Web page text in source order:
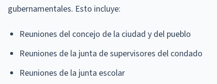
gubernamentales. Esto incluye:
Reuniones del concejo de la ciudad y del pueblo
Reuniones de la junta de supervisores del condado
Reuniones de la junta escolar